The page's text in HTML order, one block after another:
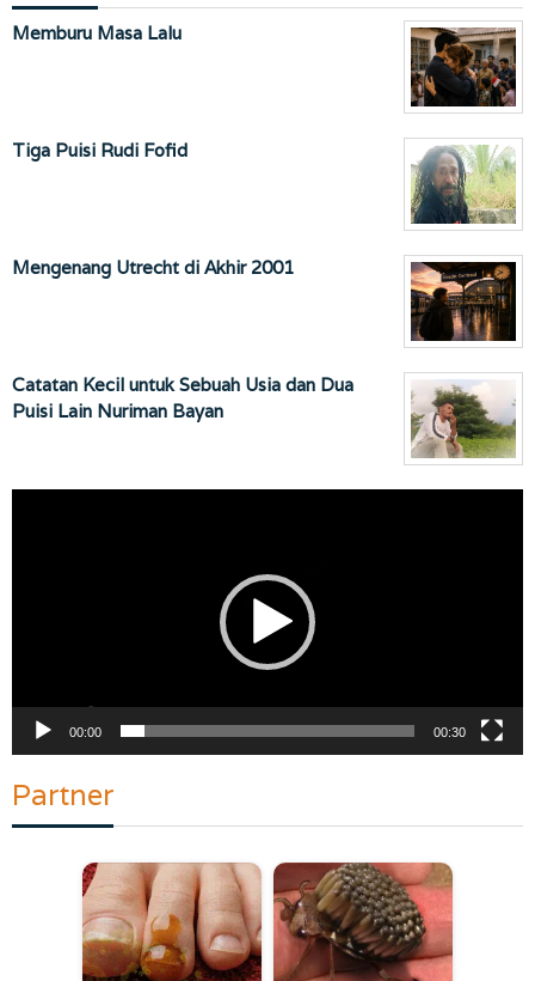
Memburu Masa Lalu
Tiga Puisi Rudi Fofid
Mengenang Utrecht di Akhir 2001
Catatan Kecil untuk Sebuah Usia dan Dua
Puisi Lain Nuriman Bayan
00:00 00:30
Partner